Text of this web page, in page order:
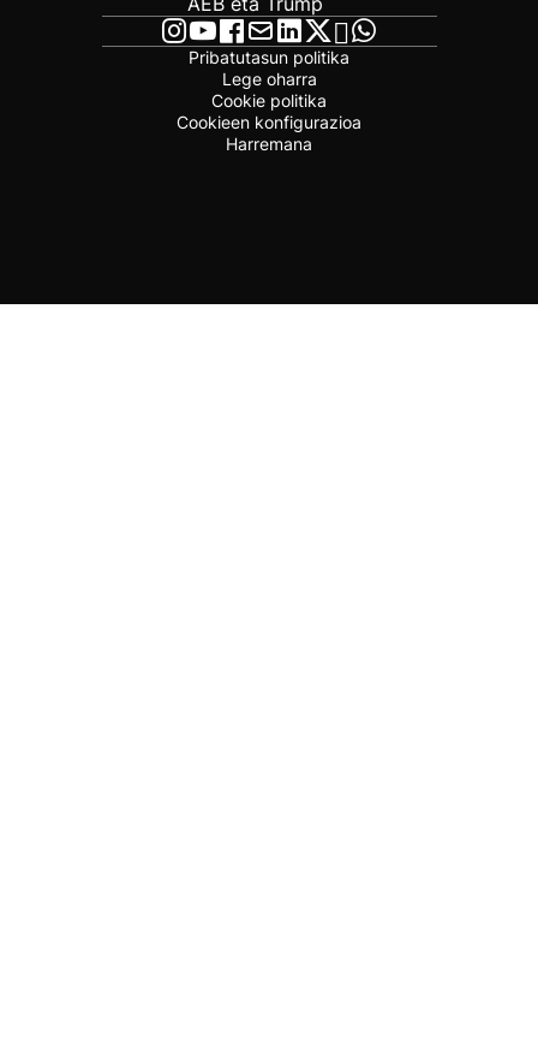
Pribatutasun politika
Lege oharra
Cookie politika
Cookieen konfigurazioa
Harremana